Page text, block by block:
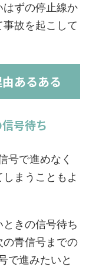
はずの停止線か
故を起こして
あるある
号待ち
号で進めなく
まうこともよ
きの信号待ち
青信号までの
で進みたいと